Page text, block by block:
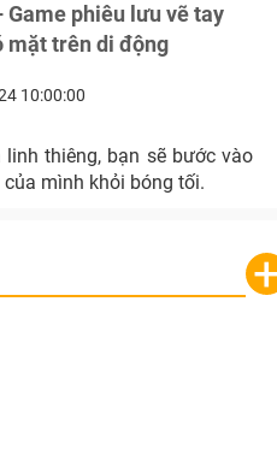
Game phiêu lưu vẽ tay
mặt trên di động
10:00:00
thiêng, bạn sẽ bước vào
mình khỏi bóng tối.